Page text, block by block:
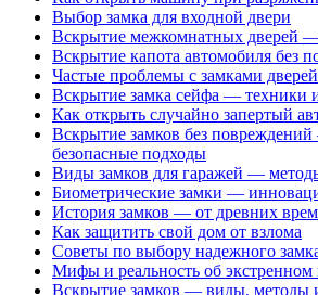
Выбор замка для входной двери
Вскрытие межкомнатных дверей
Вскрытие капота автомобиля без
Частые проблемы с замками
Вскрытие замка сейфа — техники
Как открыть случайно запертый
Вскрытие замков без
безопасные подходы
Виды замков для гаражей —
Биометрические замки —
История замков — от древних
Как защитить свой дом от взлома
Советы по выбору надежного
Мифы и реальность об экстренном
Вскрытие замков — виды, методы